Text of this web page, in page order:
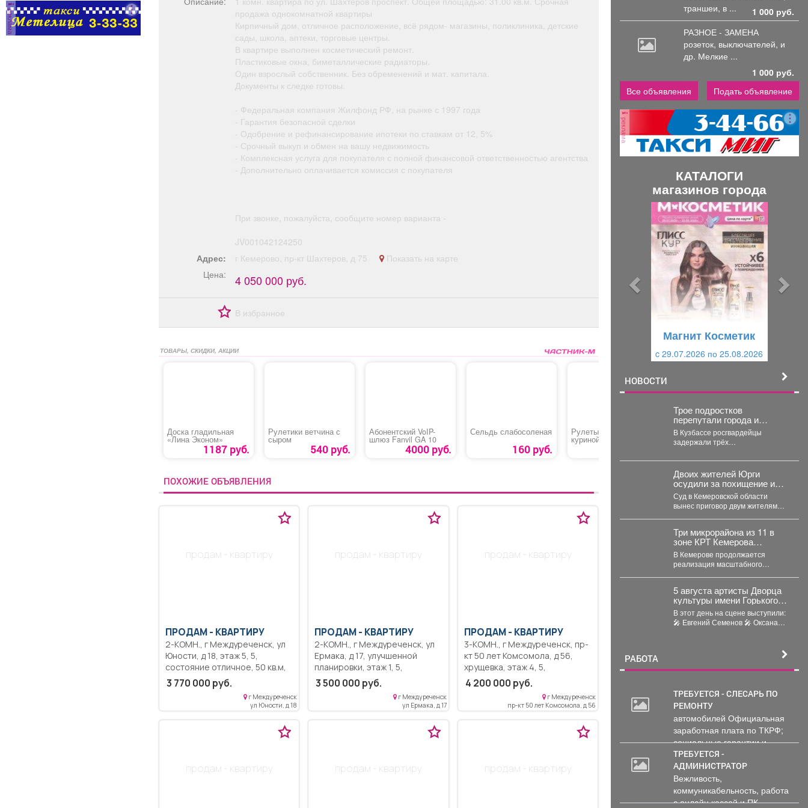
реклама
продажа однокомнатной квартиры
Кирпичный дом, отличное расположение, всё рядом- магазины, поликлиника, детские
сады, школа, аптеки, торговые центры.
В квартире выполнен косметический ремонт.
Пластиковые окна, биметаллические радиаторы.
Один взрослый собственник. Без обременений и мат. капитала.
Документы к следке готовы.
- Федеральная компания Жилфонд РФ, на рынке с 1997 года
- Гарантия безопасной сделки
- Одобрение и рефинансирование ипотеки по ставкам от 12, 5%
- Срочный выкуп и обмен на вашу недвижимость
- Комплексная услуга для покупателя с полной финансовой ответственностью агентства
- Дополнительно оплачивается комиссия с покупателя
При звонке, пожалуйста, сообщите номер варианта -
JV001042124250
Адрес:
г Кемерово, пр-кт Шахтеров, д 75
Показать на карте
Цена:
4 050 000 руб.
В избранное
ТОВАРЫ, СКИДКИ, АКЦИИ
Доска гладильная
«Лина Эконом»
1187 руб.
Рулетики ветчина с
сыром
540 руб.
Абонентский VoIP-
шлюз Fanvil GA 10
4000 руб.
Сельдь слабосоленая
160 руб.
Рулеты из кабачков с
куриной грудкой
Обработка лобового
стекла
200 руб.
ПОХОЖИЕ ОБЪЯВЛЕНИЯ
продам - квартиру
ПРОДАМ - КВАРТИРУ
2-КОМН., г Междуреченск, ул
Юности, д 18, этаж 5, 5,
состояние отличное, 50 кв.м,
36 кв.м, пластиковые окна,
новая сантехника,
застекленный балкон, не
угловая, не угловая, теплая
квартира после ремонта.
выровнены. Заменено
3 770 000 руб.
г Междуреченск
ул Юности, д 18
продам - квартиру
ПРОДАМ - КВАРТИРУ
2-КОМН., г Междуреченск, ул
Ермака, д 17, улучшенной
планировки, этаж 1, 5,
состояние среднее, 52 кв.м,
не угловая, без посредников.
3 500 000 руб.
г Междуреченск
ул Ермака, д 17
продам - квартиру
ПРОДАМ - КВАРТИРУ
3-КОМН., г Междуреченск, пр-
кт 50 лет Комсомола, д 56,
хрущевка, этаж 4, 5,
состояние хорошее, 62 кв.м,
45 кв.м, пластиковые окна,
новая сантехника, угловая,
Квартира теплая, комнаты
раздельные, санузел
раздельный, соседи хорошие,
место тихое, спокойное.
4 200 000 руб.
г Междуреченск
пр-кт 50 лет Комсомола, д 56
продам - квартиру продам - квартиру продам - квартиру
траншеи, в ...
1 000 руб.
РАЗНОЕ - ЗАМЕНА
розеток, выключателей, и
др. Мелкие ...
1 000 руб.
Все объявления
Подать объявление
реклама
КАТАЛОГИ
магазинов города
Магнит Косметик
c 29.07.2026 по 25.08.2026
НОВОСТИ
Трое подростков
перепутали города и
сбежали в Юргу, а не
Новосибирск
В Кузбассе росгвардейцы
задержали трёх
самовольно покинувших дома в
Новокузнецке. Как пишет
Горсайт,...
Двоих жителей Юрги
осудили за похищение и
истязание подростка
Суд в Кемеровской области
вынес приговор двум жителям
Три микрорайона из 11 в
зоне КРТ Кемерова
остаются без
застройщиков
В Кемерове продолжается
реализация масштабного
будет сдан, но...
5 августа артисты Дворца
культуры имени Горького
провели выездной концерт
в реабилитационном
центре «Топаз».
В этот день на сцене выступили:
🎤 Евгений Семенов 🎤 Оксана
РАБОТА
ТРЕБУЕТСЯ - СЛЕСАРЬ ПО
РЕМОНТУ
автомобилей Официальная
заработная плата по ТКРФ;
социальные гарантии и
уверенность в...
ТРЕБУЕТСЯ -
АДМИНИСТРАТОР
Вежливость,
коммуникабельность, работа
с онлайн кассой и ПК